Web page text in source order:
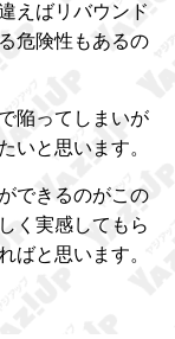
えばリバウンド
危険性もあるの
陥ってしまいが
いと思います。
できるのがこの
く実感してもら
ばと思います。